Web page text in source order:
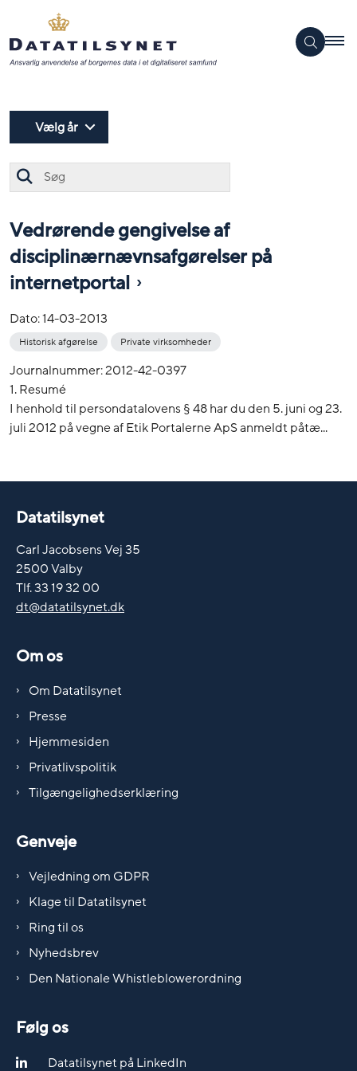
Vælg år
Vedrørende gengivelse af
disciplinærnævnsafgørelser på
internetportal
Dato:14-03-2013
Historisk afgørelse Private virksomheder
Journalnummer: 2012-42-0397
1. Resumé
I henhold til persondatalovens § 48 har du den 5. juni og 23.
juli 2012 på vegne af Etik Portalerne ApS anmeldt påtæ...
Datatilsynet
Carl Jacobsens Vej 35
2500 Valby
Tlf. 33 19 32 00
dt@datatilsynet.dk
Om os
Om Datatilsynet
Presse
Hjemmesiden
Privatlivspolitik
Tilgængelighedserklæring
Genveje
Vejledning om GDPR
Klage til Datatilsynet
Ring til os
Nyhedsbrev
Den Nationale Whistleblowerordning
Følg os
Datatilsynet på LinkedIn